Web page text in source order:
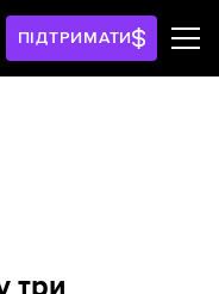
ПІДТРИМАТИ
три